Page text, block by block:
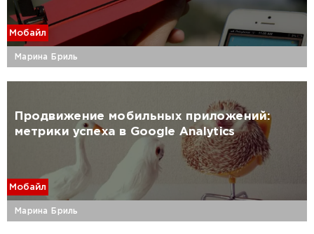
Мобайл
Марина Бриль
Продвижение мобильных приложений:
метрики успеха в Google Analytics
Мобайл
Марина Бриль